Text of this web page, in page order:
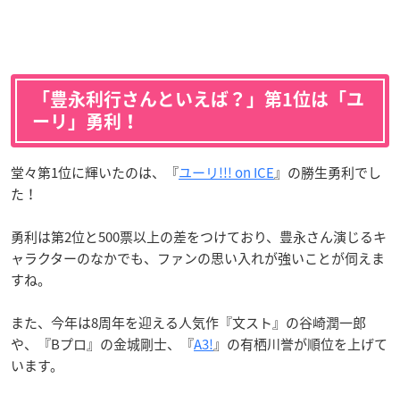
「豊永利行さんといえば？」第1位は「ユ
ーリ」勇利！
堂々第1位に輝いたのは、『ユーリ!!! on ICE』の勝生勇利でし
た！
勇利は第2位と500票以上の差をつけており、豊永さん演じるキ
ャラクターのなかでも、ファンの思い入れが強いことが伺えま
すね。
また、今年は8周年を迎える人気作『文スト』の谷崎潤一郎
や、『Bプロ』の金城剛士、『A3!』の有栖川誉が順位を上げて
います。